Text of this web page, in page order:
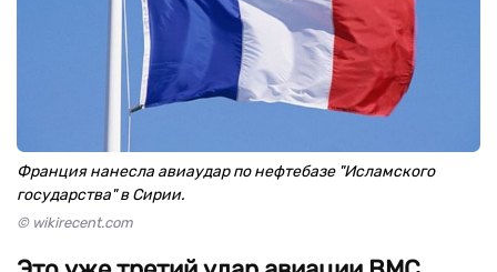
Франция нанесла авиаудар по нефтебазе "Исламского
государства" в Сирии.
© wikirecent.com